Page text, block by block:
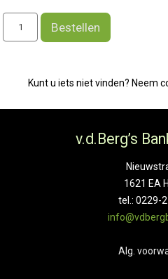
veganistisch/lactose
vrij
Bestellen
Kunt u iets niet vinden? Neem
v.d.Berg’s
1621 EA
tel.: 0229-
Alg.